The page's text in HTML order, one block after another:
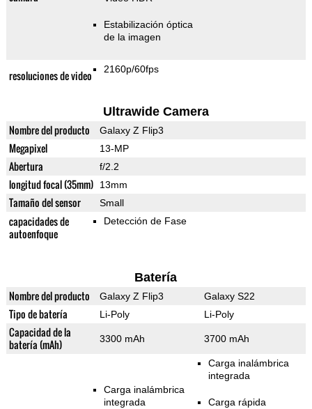
Estabilización óptica
de la imagen
resoluciones de video 2160p/60fps
Ultrawide Camera
Nombre del producto Galaxy Z Flip3
Megapixel 13-MP
Abertura f/2.2
longitud focal (35mm) 13mm
Tamaño del sensor Small
capacidades de
autoenfoque
Detección de Fase
Batería
Nombre del producto Galaxy Z Flip3 Galaxy S22
Tipo de batería Li-Poly Li-Poly
Capacidad de la
batería (mAh)
3300 mAh 3700 mAh
Carga inalámbrica
integrada
Carga inalámbrica
integrada
Carga rápida